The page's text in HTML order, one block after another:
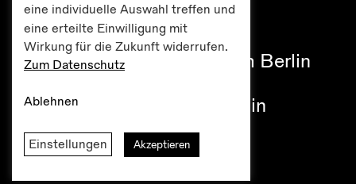
Haus am Lützowplatz
Fördererkreis Kulturzentrum Berlin
Lützowplatz 9 / 10785 Berlin
Tel +49 30 261 38 05
office@hal-berlin.de
eine individuelle Auswahl treffen und
eine erteilte Einwilligung mit
Wirkung für die Zukunft widerrufen.
Zum Datenschutz
Ablehnen
Einstellungen Akzeptieren